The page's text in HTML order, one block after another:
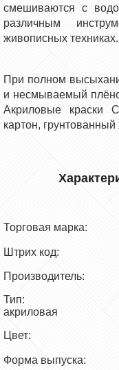
смешиваются с
различным
живописных техниках.
При полном
и несмываемый
Акриловые краски
картон, грунтованный
Торговая
Штрих
Производитель:
Тип: Краска
акриловая
Цвет:
Форма выпуска: